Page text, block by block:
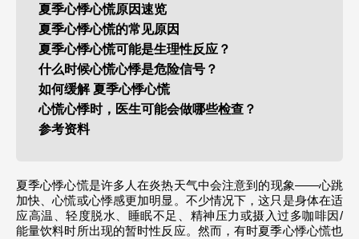
夏季心悸心慌原因速览
夏季心悸心慌的常见原因
夏季心悸心慌可能是生理性反应？
什么时候心慌心悸是危险信号？
如何缓解 夏季心悸心慌
心慌心悸时，医生可能会做哪些检查？
参考资料
夏季心悸心慌是许多人在炎热天气中会注意到的现象——心跳
加快、心慌或心悸感更加明显。不少情况下，这只是身体在适
应高温、轻度脱水、睡眠不足、精神压力或摄入过多咖啡因/
能量饮料时所出现的暂时性反应。然而，有时夏季心悸心慌也